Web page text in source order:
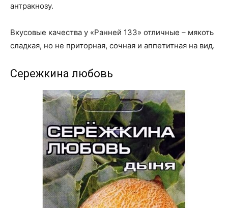
антракнозу.
Вкусовые качества у «Ранней 133» отличные – мякоть
сладкая, но не приторная, сочная и аппетитная на вид.
Сережкина любовь